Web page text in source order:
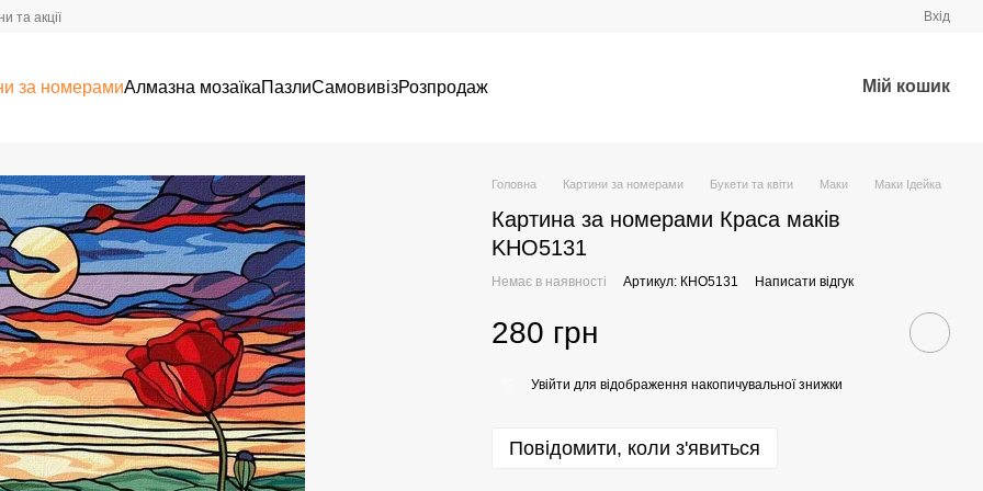
та акції Вхід
за номерамиАлмазна мозаїкаПазлиСамовивізРозпродаж Мій кошик
Головна Картини за номерами Букети та квіти Маки Маки Ідейка
Картина за номерами Краса маків
KHO5131
Немає в наявності Артикул: КНО5131 Написати відгук
280 грн
Увійти для відображення накопичувальної знижки
Повідомити, коли з'явиться